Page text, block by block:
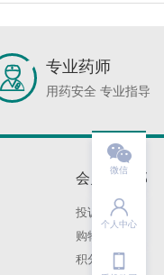
专业药师
用药安全 专业指导
会员俱乐部
投诉建议
购物保障
积分规则

微信

个人中心
